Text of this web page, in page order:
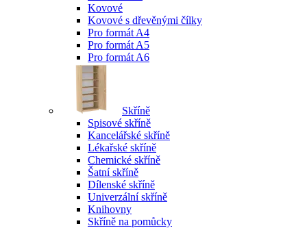
Kovové
Kovové s dřevěnými čílky
Pro formát A4
Pro formát A5
Pro formát A6
Skříně
Spisové skříně
Kancelářské skříně
Lékařské skříně
Chemické skříně
Šatní skříně
Dílenské skříně
Univerzální skříně
Knihovny
Skříně na pomůcky